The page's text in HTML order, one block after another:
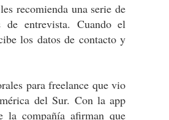
recomienda una serie de
de entrevista. Cuando el
los datos de contacto y
para freelance que vio
del Sur. Con la app
compañía afirman que